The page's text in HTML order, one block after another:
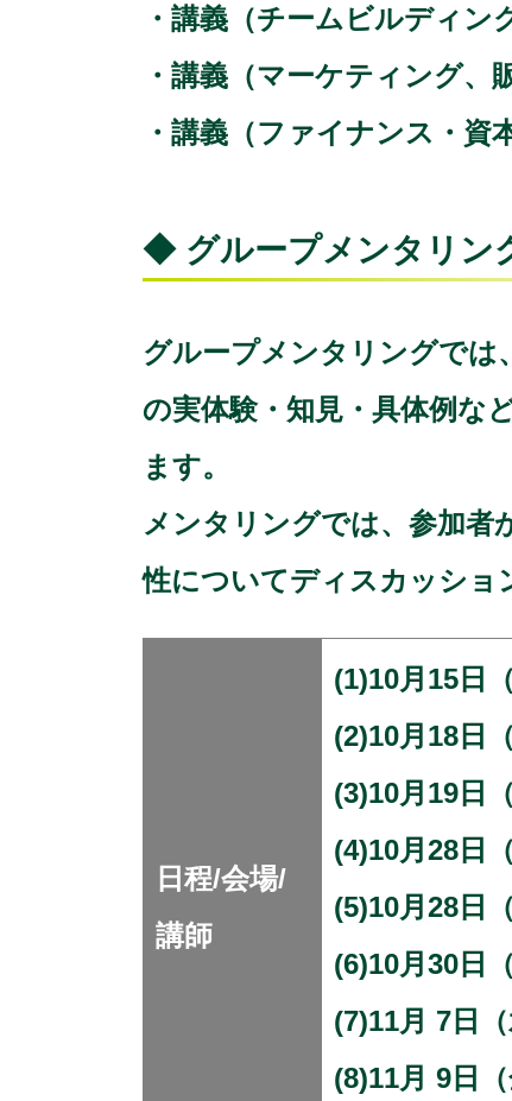
・講義（チームビルディン
・講義（マーケティング、
・講義（ファイナンス・
◆ グループメンタリン
グループメンタリングでは
の実体験・知見・具体例な
ます。
メンタリングでは、参加者
性についてディスカッショ
日程/会場/
講師
(1)10月15
(2)10月18
(3)10月19
(4)10月28
(5)10月28
(6)10月30
(7)11月 7
(8)11月 9日